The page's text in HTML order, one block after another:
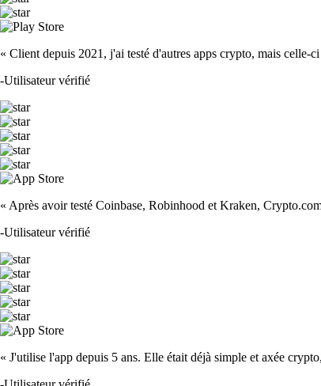
« Client depuis 2021, j'ai testé d'autres apps crypto, mais celle-
-Utilisateur vérifié
« Après avoir testé Coinbase, Robinhood et Kraken,
-Utilisateur vérifié
« J'utilise l'app depuis 5 ans. Elle était déjà simple et axée